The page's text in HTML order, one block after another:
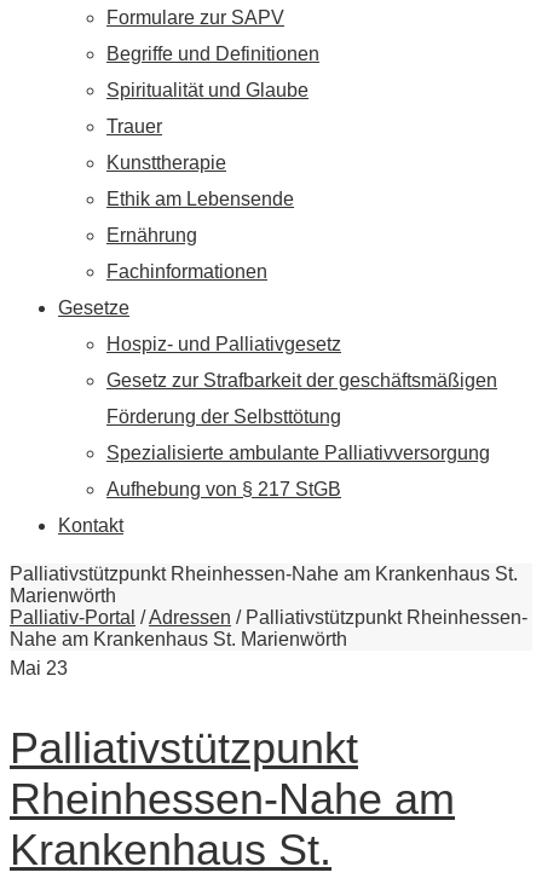
Formulare zur SAPV
Begriffe und Definitionen
Spiritualität und Glaube
Trauer
Kunsttherapie
Ethik am Lebensende
Ernährung
Fachinformationen
Gesetze
Hospiz- und Palliativgesetz
Gesetz zur Strafbarkeit der geschäftsmäßigen
Förderung der Selbsttötung
Spezialisierte ambulante Palliativversorgung
Aufhebung von § 217 StGB
Kontakt
Palliativstützpunkt Rheinhessen-Nahe am Krankenhaus St.
Marienwörth
Palliativ-Portal /Adressen / Palliativstützpunkt Rheinhessen-
Nahe am Krankenhaus St. Marienwörth
Mai 23
Palliativstützpunkt
Rheinhessen-Nahe am
Krankenhaus St.